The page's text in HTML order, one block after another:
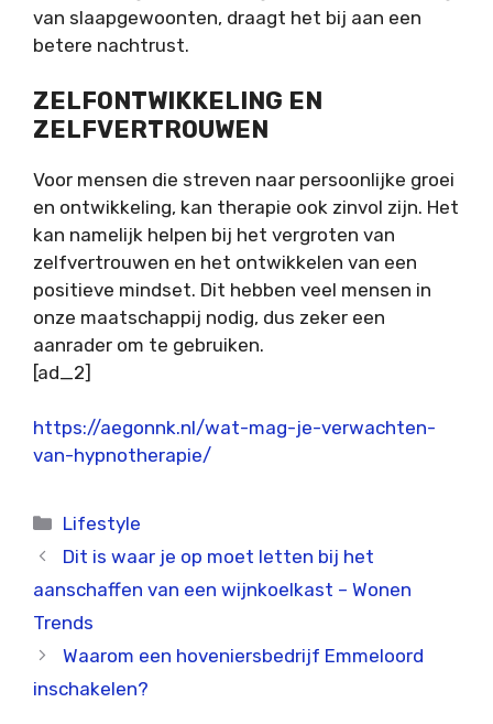
van slaapgewoonten, draagt het bij aan een
betere nachtrust.
ZELFONTWIKKELING EN
ZELFVERTROUWEN
Voor mensen die streven naar persoonlijke groei
en ontwikkeling, kan therapie ook zinvol zijn. Het
kan namelijk helpen bij het vergroten van
zelfvertrouwen en het ontwikkelen van een
positieve mindset. Dit hebben veel mensen in
onze maatschappij nodig, dus zeker een
aanrader om te gebruiken.
[ad_2]
https://aegonnk.nl/wat-mag-je-verwachten-
van-hypnotherapie/
Categorieën
Lifestyle
Dit is waar je op moet letten bij het
aanschaffen van een wijnkoelkast – Wonen
Trends
Waarom een hoveniersbedrijf Emmeloord
inschakelen?